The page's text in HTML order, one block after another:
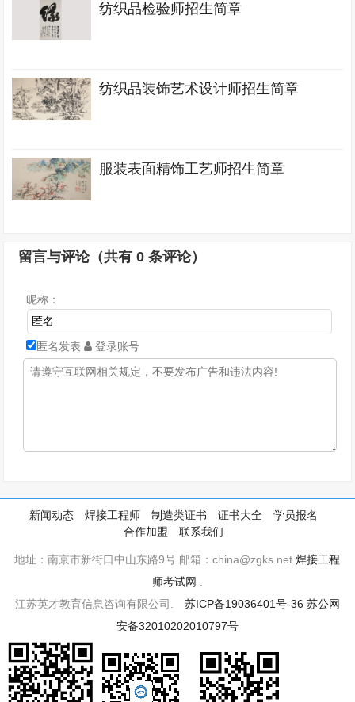
纺织品检验师招生简章
纺织品装饰艺术设计师招生简章
服装表面精饰工艺师招生简章
留言与评论（共有0 条评论）
昵称：
匿名发表 登录账号
新闻动态 焊接工程师 制造类证书 证书大全
学员报名
合作加盟
联系我们
地址：南京市新街口中山东路9号 邮箱：china@zgks.net焊接工程
师考试网
江苏英才教育信息咨询有限公司. 苏ICP备19036401号-36 苏公网
安备32010202010797号